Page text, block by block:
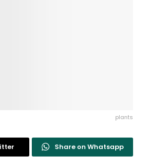
plants
Share on Whatsapp